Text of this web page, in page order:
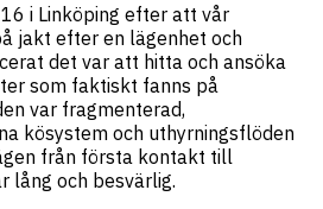
i Linköping efter att vår
jakt efter en lägenhet och
det var att hitta och ansöka
som faktiskt fanns på
var fragmenterad,
kösystem och uthyrningsflöden
från första kontakt till
lång och besvärlig.